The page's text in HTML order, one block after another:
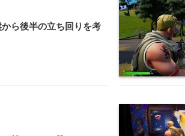
から後半の立ち回りを考